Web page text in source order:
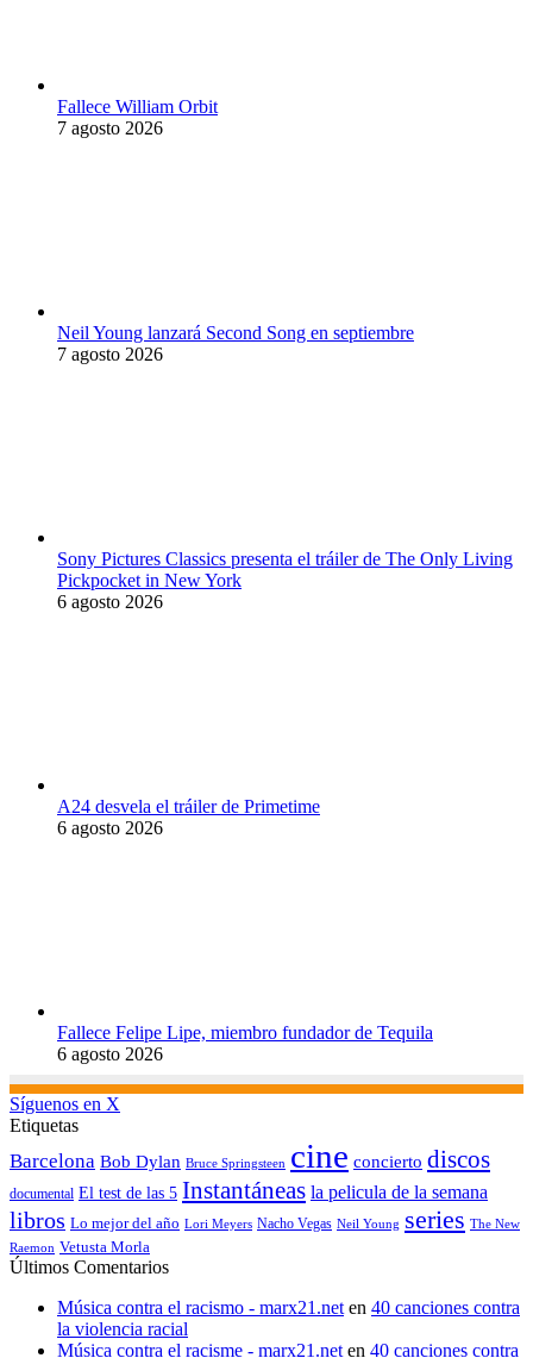
Fallece William Orbit
7 agosto 2026
Neil Young lanzará Second Song en septiembre
7 agosto 2026
Sony Pictures Classics presenta el tráiler de The Only Living
Pickpocket in New York
6 agosto 2026
A24 desvela el tráiler de Primetime
6 agosto 2026
Fallece Felipe Lipe, miembro fundador de Tequila
6 agosto 2026
Síguenos en X
Etiquetas
Barcelona Bob Dylan Bruce Springsteen cine concierto discos
documental El test de las 5 Instantáneas la pelicula de la semana
libros Lo mejor del año Lori Meyers Nacho Vegas Neil Young series The New
Raemon Vetusta Morla
Últimos Comentarios
Música contra el racismo - marx21.net en 40 canciones contra
la violencia racial
Música contra el racisme - marx21.net en 40 canciones contra